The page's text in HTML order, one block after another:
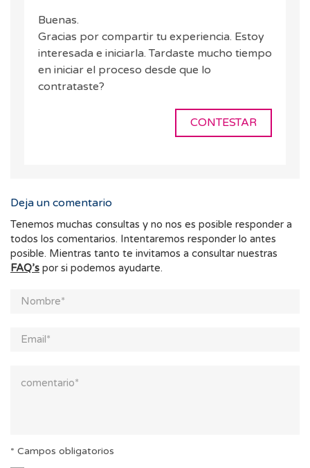
Buenas.
Gracias por compartir tu experiencia. Estoy
interesada e iniciarla. Tardaste mucho tiempo
en iniciar el proceso desde que lo
contrataste?
CONTESTAR
Deja un comentario
Tenemos muchas consultas y no nos es posible responder a
todos los comentarios. Intentaremos responder lo antes
posible. Mientras tanto te invitamos a consultar nuestras
FAQ’s por si podemos ayudarte.
* Campos obligatorios